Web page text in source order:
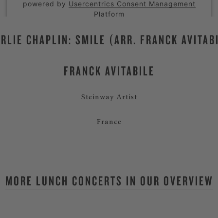
powered by Usercentrics Consent Management
Platform
CHAPLIN: SMILE (ARR. FRANCK
FRANCK AVITABILE
Steinway Artist
France
MORE LUNCH CONCERTS IN OUR OVERVIEW